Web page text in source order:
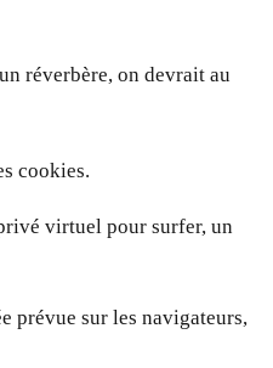
réverbère, on devrait au
cookies.
virtuel pour surfer, un
prévue sur les navigateurs,